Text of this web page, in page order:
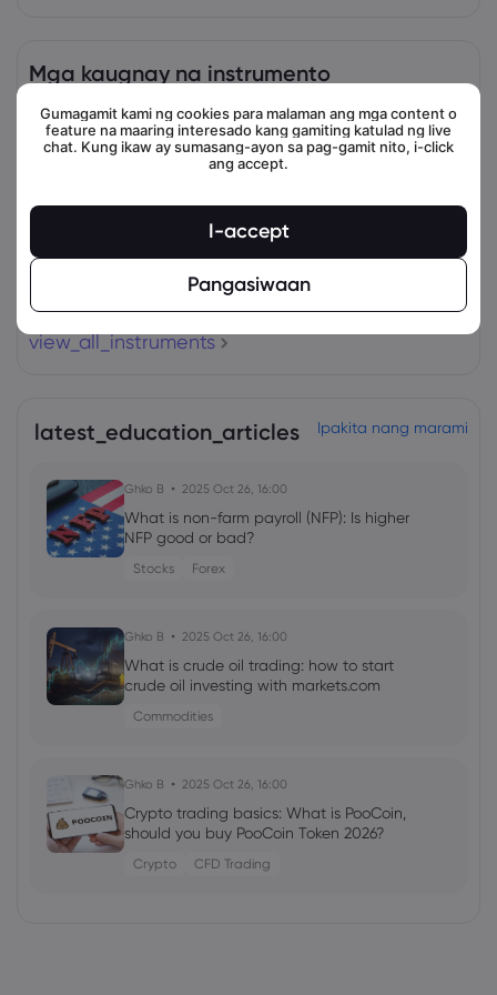
Mga kaugnay na instrumento
Asset Magbenta Bumili Change (%)
view_all_instruments
latest_education_articles Ipakita nang marami
Ghko B 2025 Oct 26, 16:00
What is non-farm payroll (NFP): Is higher
NFP good or bad?
Stocks Forex
Ghko B 2025 Oct 26, 16:00
What is crude oil trading: how to start
crude oil investing with markets.com
Commodities
Ghko B 2025 Oct 26, 16:00
Crypto trading basics: What is PooCoin,
should you buy PooCoin Token 2026?
Crypto CFD Trading
Gumagamit kami ng cookies para malaman ang mga content o
feature na maaring interesado kang gamiting katulad ng live
chat. Kung ikaw ay sumasang-ayon sa pag-gamit nito, i-click
ang accept.
I-accept
Pangasiwaan